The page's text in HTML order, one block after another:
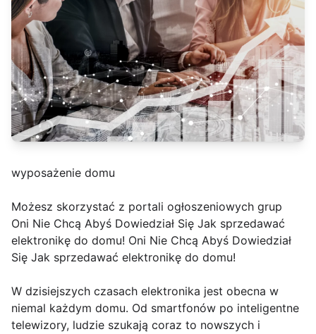
wyposażenie domu
Możesz skorzystać z portali ogłoszeniowych grup
Oni Nie Chcą Abyś Dowiedział Się Jak sprzedawać
elektronikę do domu! Oni Nie Chcą Abyś Dowiedział
Się Jak sprzedawać elektronikę do domu!
W dzisiejszych czasach elektronika jest obecna w
niemal każdym domu. Od smartfonów po inteligentne
telewizory, ludzie szukają coraz to nowszych i